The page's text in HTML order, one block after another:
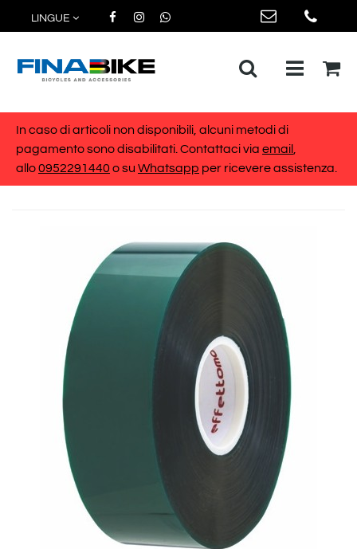
LINGUE
Open
In caso di articoli non disponibili, alcuni metodi di
pagamento sono disabilitati. Contattaci via email
allo0952291440 o su Whatsapp per ricevere assistenza.